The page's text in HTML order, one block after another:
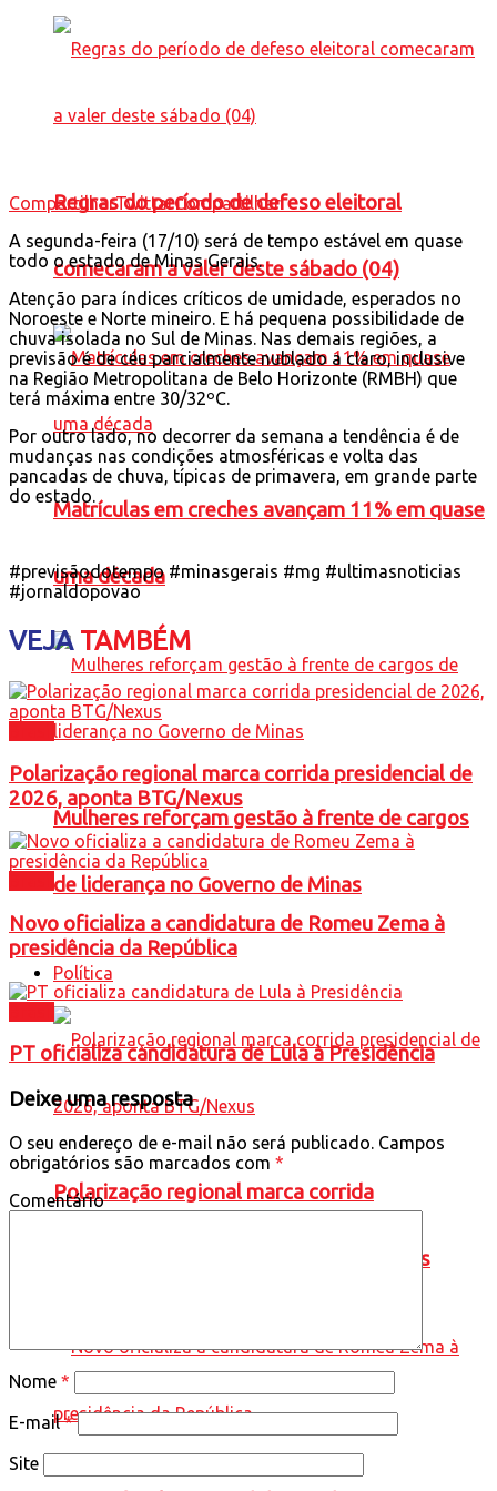
Regras do período de defeso eleitoral
comecaram a valer deste sábado (04)
Matrículas em creches avançam 11% em quase
uma década
Mulheres reforçam gestão à frente de cargos
de liderança no Governo de Minas
Política
Polarização regional marca corrida
presidencial de 2026, aponta BTG/Nexus
CompartilharTwittarCompartilhar
A segunda-feira (17/10) será de tempo estável em quase
todo o estado de Minas Gerais.
Atenção para índices críticos de umidade, esperados no
Noroeste e Norte mineiro. E há pequena possibilidade de
chuva isolada no Sul de Minas. ​Nas demais regiões, a
previsão é de céu parcialmente nublado a claro, inclusive
na Região Metropolitana de Belo Horizonte (RMBH) que
terá máxima entre 30/32ºC.
Por outro lado, no decorrer da semana a tendência é de
mudanças nas condições atmosféricas e volta das
pancadas de chuva, típicas de primavera, em grande parte
do estado.
#previsãodotempo #minasgerais #mg #ultimasnoticias
#jornaldopovao
VEJATAMBÉM
Polarização regional marca corrida presidencial de
2026, aponta BTG/Nexus
Novo oficializa a candidatura de Romeu Zema à
presidência da República
PT oficializa candidatura de Lula à Presidência
Deixe uma resposta
O seu endereço de e-mail não será publicado. Campos
obrigatórios são marcados com *
Comentário
Nome *
E-mail*
Site